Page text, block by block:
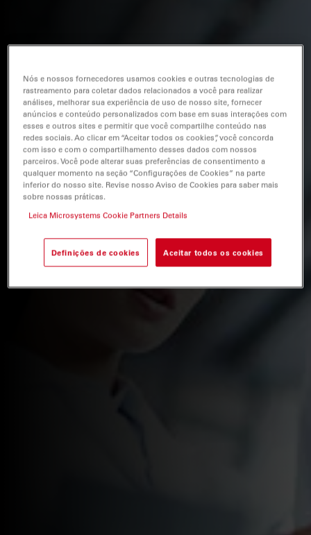
Nós e nossos fornecedores usamos cookies e outras tecnologias de
rastreamento para coletar dados relacionados a você para realizar
análises, melhorar sua experiência de uso de nosso site, fornecer
anúncios e conteúdo personalizados com base em suas interações com
esses e outros sites e permitir que você compartilhe conteúdo nas
redes sociais. Ao clicar em “Aceitar todos os cookies”, você concorda
com isso e com o compartilhamento desses dados com nossos
parceiros. Você pode alterar suas preferências de consentimento a
qualquer momento na seção “Configurações de Cookies” na parte
inferior do nosso site. Revise nosso Aviso de Cookies para saber mais
sobre nossas práticas.
Leica Microsystems Cookie Partners Details
Definições de cookies Aceitar todos os cookies